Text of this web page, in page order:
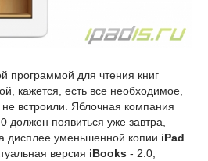
программой для чтения книг
кажется, есть все необходимое,
встроили. Яблочная компания
должен появиться уже завтра,
дисплее уменьшенной копии iPad
версия iBooks - 2.0,